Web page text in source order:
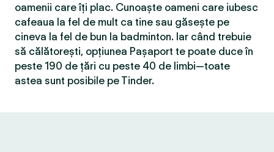
oamenii care îți plac. Cunoaște oameni care iubesc
cafeaua la fel de mult ca tine sau găsește pe
cineva la fel de bun la badminton. Iar când trebuie
să călătorești, opțiunea Pașaport te poate duce în
peste 190 de țări cu peste 40 de limbi—toate
astea sunt posibile pe Tinder.